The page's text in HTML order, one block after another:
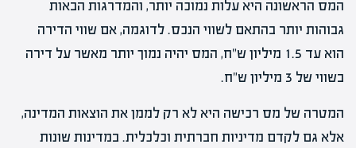
המס הראשונה היא עלות נמוכה יותר, והמדרגות הבאות
גבוהות יותר בהתאם לשווי הנכס. לדוגמה, אם שווי הדירה
הוא עד 1.5 מיליון ש"ח, המס יהיה נמוך יותר מאשר על דירה
בשווי של 3 מיליון ש"ח.
המטרה של מס רכישה היא לא רק לממן את הוצאות המדינה,
אלא גם לקדם מדיניות חברתית וכלכלית. במדינות שונות